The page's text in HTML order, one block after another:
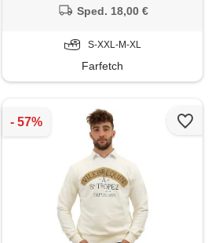
Sped. 18,00 €
S-XXL-M-XL
Farfetch